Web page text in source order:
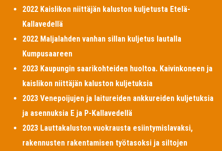
2022 Kaislikon niittäjän kaluston kuljetusta Etelä-
Kallavedellä
2022 Maljalahden vanhan sillan kuljetus lautalla
Kumpusaareen
2023 Kaupungin saarikohteiden huoltoa. Kaivinkoneen ja
kaislikon niittäjän kaluston kuljetuksia
2023 Venepoijujen ja laitureiden ankkureiden kuljetuksia
ja asennuksia E ja P-Kallavedellä
2023 Lauttakaluston vuokrausta esiintymislavaksi,
rakennusten rakentamisen työtasoksi ja siltojen